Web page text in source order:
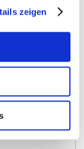
zeigen
anzeigen